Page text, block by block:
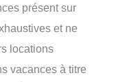
présent sur
et ne
locations
vacances à titre